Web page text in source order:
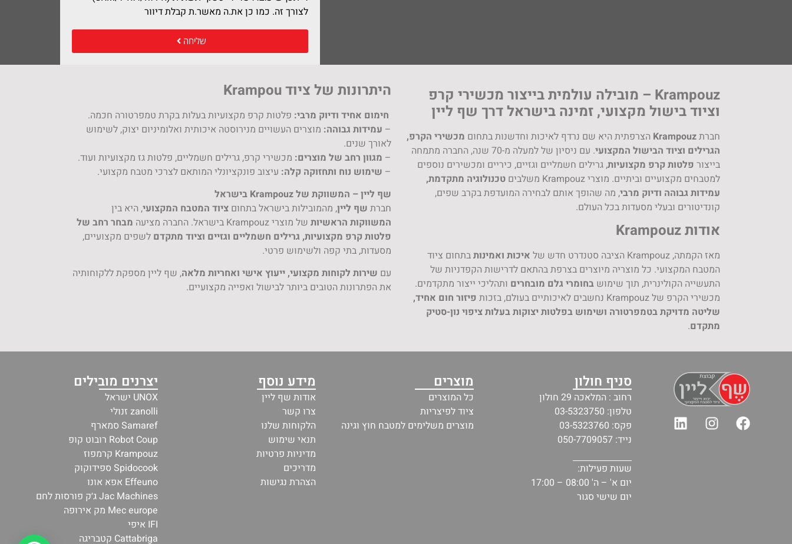
לצורך זה. כמו כן את.ה מאשר.ת קבלת דיוור
שליחה
Krampouz – מובילה עולמית בייצור מכשירי קרפ
וציוד בישול מקצועי, זמינה בישראל דרך שף ליין
חברתKrampouz הצרפתית היא שם נרדף לאיכות וחדשנות בתחום מכשירי הקרפ,
הגרילים וציוד הבישול המקצועי
. עם ניסיון של למעלה מ-70 שנה, החברה מתמחה
בייצור פלטות קרפ מקצועיות, גרילים חשמליים וגזיים, כיריים ומכשירים נוספים
למטבחים מקצועיים וביתיים. מוצרי Krampouz משלבים
טכנולוגיה מתקדמת,
עמידות גבוהה ודיוק מרבי, מה שהופך אותם לבחירה המועדפת בקרב שפים,
קונדיטורים ובעלי מסעדות בכל העולם.
אודות Krampouz
מאז הקמתה, Krampouz הציבה סטנדרט חדש של איכות ואמינותבתחום ציוד
המטבח המקצועי. כל מוצריה מיוצרים בצרפת בהתאם לדרישות הקפדניות של
התעשייה הקולינרית, תוך שימוש בחומרי גלם מובחרים ותהליכי ייצור מתקדמים.
מכשירי הקרפ של Krampouz נחשבים לאיכותיים בעולם, בזכות
פיזור חום אחיד,
שליטה מדויקת בטמפרטורה ושימוש בפלטות יצוקות בעלות ציפוי נון-סטיק
מתקדם.
היתרונות של ציוד Krampou
חימום אחיד ודיוק מרבי: פלטות קרפ מקצועיות בעלות בקרת טמפרטורה חכמה.
– עמידות גבוהה: מוצרים העשויים מנירוסטה איכותית ואלומיניום יצוק, לשימוש
לאורך שנים.
– מגוון רחב של מוצרים: מכשירי קרפ, גרילים חשמליים, פלטות גז מקצועיות ועוד.
– שימוש נוח ותחזוקה קלה: עיצוב פונקציונלי המותאם לצרכי מטבח מקצועי.
שף ליין – המשווקת של Krampouz בישראל
חברת שף ליין, מהמובילות בישראל בתחום ציוד המטבח המקצועי, היא בין
המשווקות הראשיות של מוצרי Krampouz בישראל. החברה מציעה
מבחר רחב של
פלטות קרפ מקצועיות, גרילים חשמליים וגזיים וציוד מתקדם לשפים מקצועיים,
מסעדות, בתי קפה ולשימוש פרטי.
עם שירות לקוחות מקצועי, ייעוץ אישי ואחריות מלאה, שף ליין מספקת ללקוחותיה
את הפתרונות הטובים ביותר לבישול ואפייה מקצועיים.
סניף חולון
רחוב : המלאכה 29 חולון
טלפון: 03-5323750
פקס: 03-5323760
נייד: 050-7709057
שעות פעילות:
יום א' – ה' 08:00 – 17:00
יום שישי סגור
מוצרים
כל המוצרים
ציוד לפיצריות
מוצרים משלימים למטבח חוץ וגינה
מידע נוסף
אודות שף ליין
צרו קשר
הלקוחות שלנו
תנאי שימוש
מדיניות פרטיות
מדריכים
הצהרת נגישות
יצרנים מובילים
UNOX ישראל
zanolli זנולי
Samaref סמארף
Robot Coup רובוט קופ
Krampouz קרמפוז
Spidocook ספידוקוק
Effeuno אפא אונו
Jac Machines ג׳ק פורסות לחם
Mec europe מק אירופה
IFI איפי
Cattabriga קטבריגה